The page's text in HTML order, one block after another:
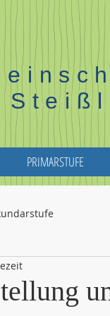
PRIMARSTUFE